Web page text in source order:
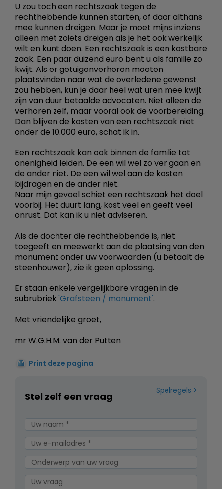
U zou toch een rechtszaak tegen de
rechthebbende kunnen starten, of daar althans
mee kunnen dreigen. Maar je moet mijns inziens
alleen met zoiets dreigen als je het ook werkelijk
wilt en kunt doen. Een rechtszaak is een kostbare
zaak. Een paar duizend euro bent u als familie zo
kwijt. Als er getuigenverhoren moeten
plaatsvinden naar wat de overledene gewenst
zou hebben, kun je daar heel wat uren mee kwijt
zijn van duur betaalde advocaten. Niet alleen de
verhoren zelf, maar vooral ook de voorbereiding.
Dan blijven de kosten van een rechtszaak niet
onder de 10.000 euro, schat ik in.
Een rechtszaak kan ook binnen de familie tot
onenigheid leiden. De een wil wel zo ver gaan en
de ander niet. De een wil wel aan de kosten
bijdragen en de ander niet.
Naar mijn gevoel schiet een rechtszaak het doel
voorbij. Het duurt lang, kost veel en geeft veel
onrust. Dat kan ik u niet adviseren.
Als de dochter die rechthebbende is, niet
toegeeft en meewerkt aan de plaatsing van den
monument onder uw voorwaarden (u betaalt de
steenhouwer), zie ik geen oplossing.
Er staan enkele vergelijkbare vragen in de
subrubriek 'Grafsteen / monument'.
Met vriendelijke groet,
mr W.G.H.M. van der Putten
Print deze pagina
Spelregels
Stel zelf een vraag